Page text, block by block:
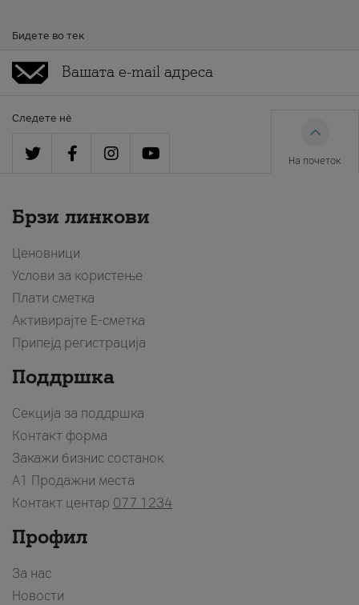
Бидете во тек
Следете нè
На почеток
Брзи линкови
Ценовници
Услови за користење
Плати сметка
Активирајте Е-сметка
Припејд регистрација
Поддршка
Секција за поддршка
Контакт форма
Закажи бизнис состанок
A1 Продажни места
Контакт центар 077 1234
Профил
За нас
Новости